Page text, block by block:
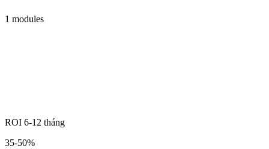
1 modules
ROI 6-12 tháng
35-50%